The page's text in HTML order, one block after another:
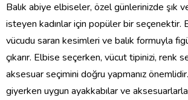
Balık abiye elbiseler, özel günlerinizde şık
isteyen kadınlar için popüler bir seçenektir.
vücudu saran kesimleri ve balık formuyla
çıkarır. Elbise seçerken, vücut tipinizi, renk
aksesuar seçimini doğru yapmanız
giyerken uygun ayakkabılar ve